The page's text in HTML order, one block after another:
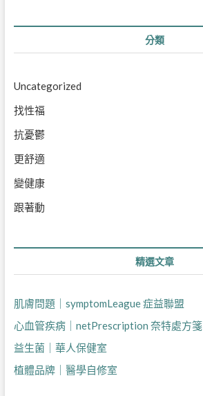
分類
Uncategorized
找性福
抗憂鬱
更舒適
變健康
跟著動
精選文章
肌膚問題｜symptomLeague 症益聯盟
心血管疾病｜netPrescription 奈特處方箋
益生菌｜華人保健室
植體品牌｜醫學自修室